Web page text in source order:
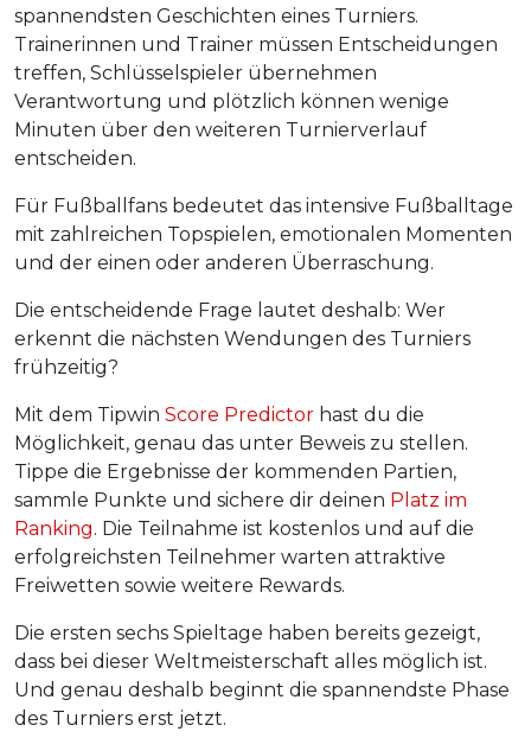
spannendsten Geschichten eines Turniers.
Trainerinnen und Trainer müssen Entscheidungen
treffen, Schlüsselspieler übernehmen
Verantwortung und plötzlich können wenige
Minuten über den weiteren Turnierverlauf
entscheiden.
Für Fußballfans bedeutet das intensive Fußballtage
mit zahlreichen Topspielen, emotionalen Momenten
und der einen oder anderen Überraschung.
Die entscheidende Frage lautet deshalb: Wer
erkennt die nächsten Wendungen des Turniers
frühzeitig?
Mit dem Tipwin Score Predictor hast du die
Möglichkeit, genau das unter Beweis zu stellen.
Tippe die Ergebnisse der kommenden Partien,
sammle Punkte und sichere dir deinen Platz im
Ranking. Die Teilnahme ist kostenlos und auf die
erfolgreichsten Teilnehmer warten attraktive
Freiwetten sowie weitere Rewards.
Die ersten sechs Spieltage haben bereits gezeigt,
dass bei dieser Weltmeisterschaft alles möglich ist.
Und genau deshalb beginnt die spannendste Phase
des Turniers erst jetzt.